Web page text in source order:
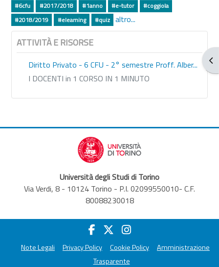
#6cfu
#2017/2018 #1anno #e-tutor
#coggiola
#2018/2019
#elearning #quiz altro...
ATTIVITÀ E RISORSE
Diritto Privato - 6 CFU - 2° semestre Proff. Alber...
I DOCENTI in 1 CORSO IN 1 MINUTO
Università degli Studi di Torino
Via Verdi, 8 - 10124 Torino - P.I. 02099550010- C.F.
80088230018
Note Legali Privacy Policy Cookie Policy
Amministrazione
Trasparente